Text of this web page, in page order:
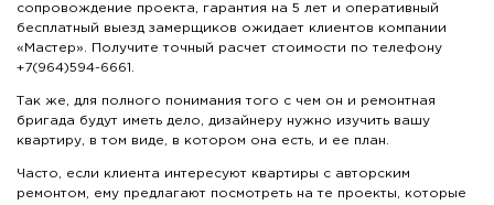
сопровождение проекта, гарантия на 5 лет и оперативный
бесплатный выезд замерщиков ожидает клиентов компании
«Мастер». Получите точный расчет стоимости по телефону
+7(964)594-6661.
Так же, для полного понимания того с чем он и ремонтная
бригада будут иметь дело, дизайнеру нужно изучить вашу
квартиру, в том виде, в котором она есть, и ее план.
Часто, если клиента интересуют квартиры с авторским
ремонтом, ему предлагают посмотреть на те проекты, которые